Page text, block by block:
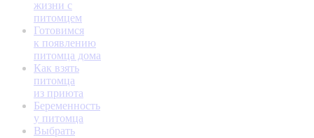
жизни с
питомцем
Готовимся
к появлению
питомца дома
Как взять
питомца
из приюта
Беременность
у питомца
Выбрать